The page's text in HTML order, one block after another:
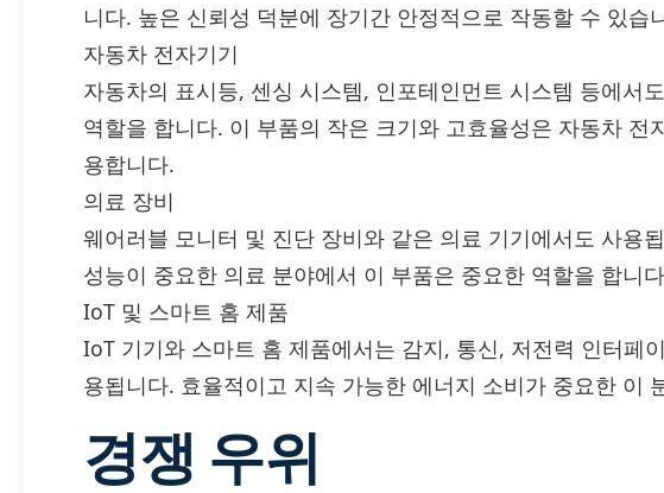
니다. 높은 신뢰성 덕분에 장기간 안정적으로 작동할 수 있습
자동차 전자기기
자동차의 표시등, 센싱 시스템, 인포테인먼트 시스템 등에서
역할을 합니다. 이 부품의 작은 크기와 고효율성은 자동차 전
용합니다.
의료 장비
웨어러블 모니터 및 진단 장비와 같은 의료 기기에서도 사용
성능이 중요한 의료 분야에서 이 부품은 중요한 역할을 합니
IoT 및 스마트 홈 제품
IoT 기기와 스마트 홈 제품에서는 감지, 통신, 저전력 인터페
용됩니다. 효율적이고 지속 가능한 에너지 소비가 중요한 이
경쟁 우위